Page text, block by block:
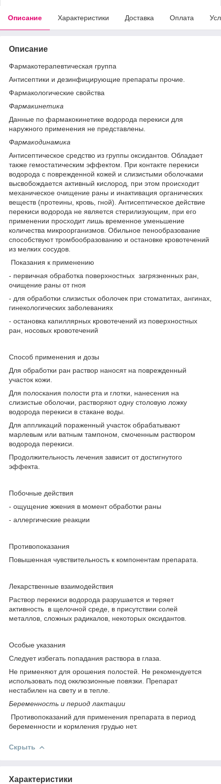
Описание Характеристики Доставка Оплата
Описание
Фармакотерапевтическая группа
Антисептики и дезинфицирующие препараты прочие.
Фармакологические свойства
Фармакинетика
Данные по фармакокинетике водорода перекиси для
наружного применения не представлены.
Фармакодинамика
Антисептическое средство из группы оксидантов. Обладает
также гемостатическим эффектом. При контакте перекиси
водорода с поврежденной кожей и слизиcтыми оболочками
высвобождается активный кислород, при этом происходит
механическое очищение раны и инактивация органических
веществ (протеины, кровь, гной). Антисептическое действие
перекиси водорода не является стерилизующим, при его
применении просходит лишь временное уменьшение
количества микроорганизмов. Обильное пенообразование
способствуют тромбообразованию и остановке кровотечений
из мелких сосудов.
Показания к применению
- первичная обработка поверхностных загрязненных ран,
очищение раны от гноя
- для обработки слизистых оболочек при стоматитах, ангинах,
гинекологических заболеваниях
- остановка капиллярных кровотечений из поверхностных
ран, носовых кровотечений
Способ применения и дозы
Для обработки ран раствор наносят на поврежденный
участок кожи.
Для полоскания полости рта и глотки, нанесения на
слизистые оболочки, растворяют одну столовую ложку
водорода перекиси в стакане воды.
Для аппликаций пораженный участок обрабатывают
марлевым или ватным тампоном, смоченным раствором
водорода перекиси.
Продолжительность лечения зависит от достигнутого
эффекта.
Побочные действия
- ощущение жжения в момент обработки раны
- аллергические реакции
Противопоказания
Повышенная чувствительность к компонентам препарата.
Лекарственные взаимодействия
Раствор перекиси водорода разрушается и теряет
активность в щелочной среде, в присутствии солей
металлов, сложных радикалов, некоторых оксидантов.
Особые указания
Следует избегать попадания раствора в глаза.
Не применяют для орошения полостей. Не рекомендуется
использовать под окклюзионные повязки. Препарат
нестабилен на свету и в тепле.
Беременность и период лактации
Противопоказаний для применения препарата в период
беременности и кормления грудью нет.
Скрыть
Характеристики